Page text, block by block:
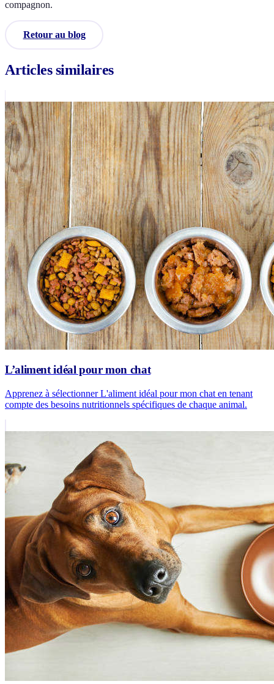
compagnon.
Retour au blog
Articles similaires
L’aliment idéal pour mon chat
Apprenez à sélectionner L'aliment idéal pour mon chat en tenant
compte des besoins nutritionnels spécifiques de chaque animal.